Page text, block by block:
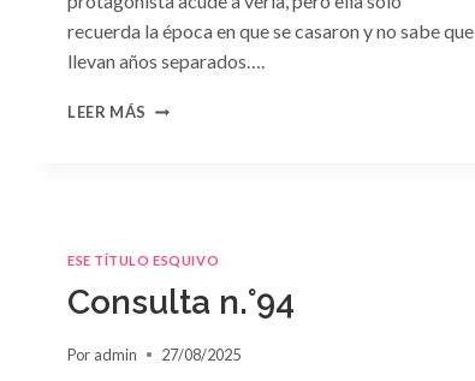
recuerda la época en que se casaron y no sabe que
llevan años separados….
LEER MÁS CONSULTA
SUSAN
ESE TÍTULO ESQUIVO
Consulta n.°94
Por admin 27/08/2025